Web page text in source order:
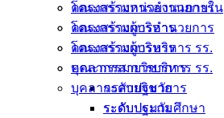
โครงสร้างหน่วยงานภายใน
คณะกรรมการอำนวยการ
โครงสร้างผู้บริหาร
คณะกรรมการบริหาร รร.
บุคลากรสายวิชาการ
ระดับปฐมวัย
คณะกรรมการอำนวยการ
โครงสร้างผู้บริหาร
คณะกรรมการบริหาร รร.
บุคลากรสายวิชาการ
ระดับปฐมวัย
ระดับประถมศึกษา